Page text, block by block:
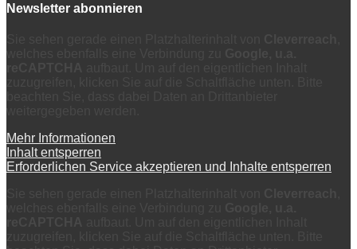
Newsletter abonnieren
Mehr Informationen
Inhalt entsperren
Erforderlichen Service akzeptieren und Inhalte entsperren